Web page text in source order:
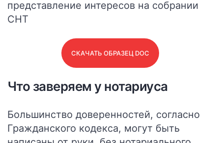
СКАЧАТЬ ОБРАЗЕЦ DOC
Что заверяем у нотариуса
Большинство доверенностей, согласно
Гражданского кодекса, могут быть